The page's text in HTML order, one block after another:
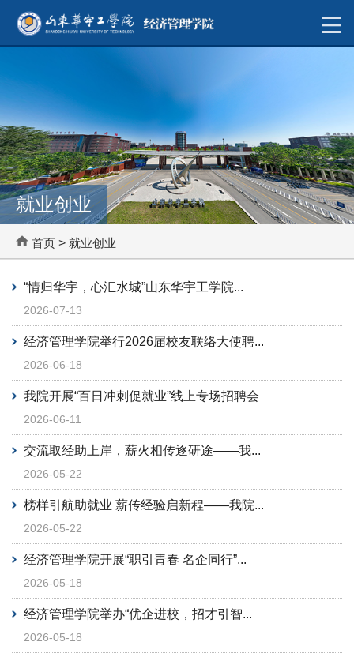
就业创业
首页 > 就业创业
“情归华宇，心汇水城”山东华宇工学院...
2026-07-13
经济管理学院举行2026届校友联络大使聘...
2026-06-18
我院开展“百日冲刺促就业”线上专场招聘会
2026-06-11
交流取经助上岸，薪火相传逐研途——我...
2026-05-22
榜样引航助就业 薪传经验启新程——我院...
2026-05-22
经济管理学院开展“职引青春 名企同行”...
2026-05-18
经济管理学院举办“优企进校，招才引智...
2026-05-18